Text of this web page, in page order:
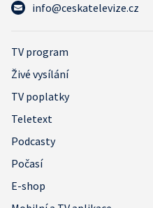
info@ceskatelevize.cz
TV program
Živé vysílání
TV poplatky
Teletext
Podcasty
Počasí
E-shop